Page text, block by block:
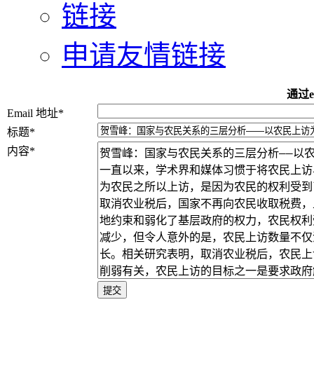
链接
申请友情链接
通过
Email 地址*
标题*
内容*